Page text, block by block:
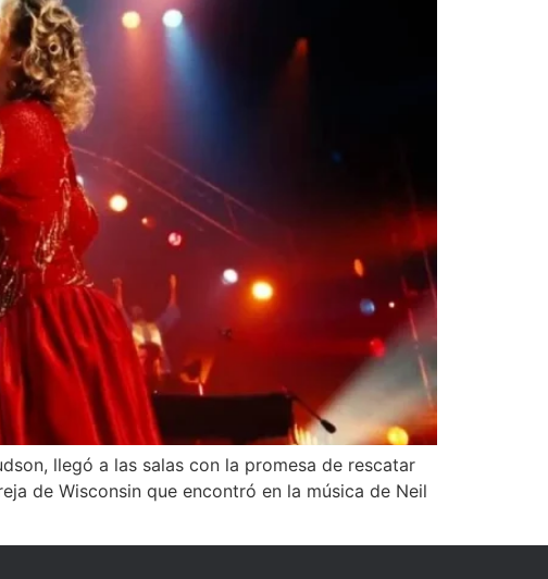
llegó a las salas con la promesa de rescatar
de Wisconsin que encontró en la música de Neil